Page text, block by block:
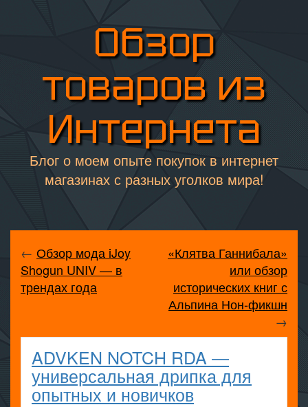
Обзор
товаров из
Интернета
Блог о моем опыте покупок в интернет
магазинах с разных уголков мира!
← Обзор мода iJoy
Shogun UNIV — в
трендах года
«Клятва Ганнибала»
или обзор
исторических книг с
Альпина Нон-фикшн
→
ADVKEN NOTCH RDA —
универсальная дрипка для
опытных и новичков